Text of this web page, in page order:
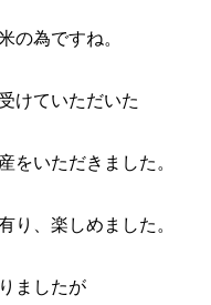
の為ですね。
けていただいた
をいただきました。
り、楽しめました。
ましたが